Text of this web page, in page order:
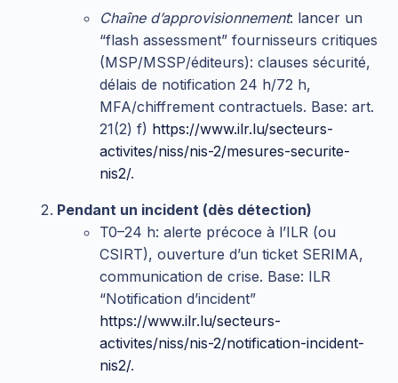
Chaîne d’approvisionnement: lancer un
“flash assessment” fournisseurs critiques
(MSP/MSSP/éditeurs): clauses sécurité,
délais de notification 24 h/72 h,
MFA/chiffrement contractuels. Base: art.
21(2) f) https://www.ilr.lu/secteurs-
activites/niss/nis-2/mesures-securite-
nis2/.
Pendant un incident (dès détection)
T0–24 h: alerte précoce à l’ILR (ou
CSIRT), ouverture d’un ticket SERIMA,
communication de crise. Base: ILR
“Notification d’incident”
https://www.ilr.lu/secteurs-
activites/niss/nis-2/notification-incident-
nis2/.